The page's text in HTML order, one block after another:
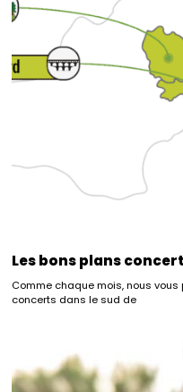
Les bons plans
Comme chaque mois, nous
concerts dans le sud de